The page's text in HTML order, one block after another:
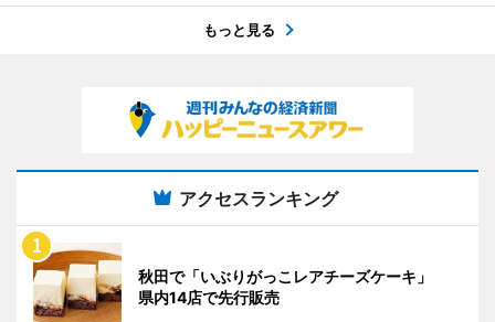
もっと見る
アクセスランキング
秋田で「いぶりがっこレアチーズケーキ」
県内14店で先行販売